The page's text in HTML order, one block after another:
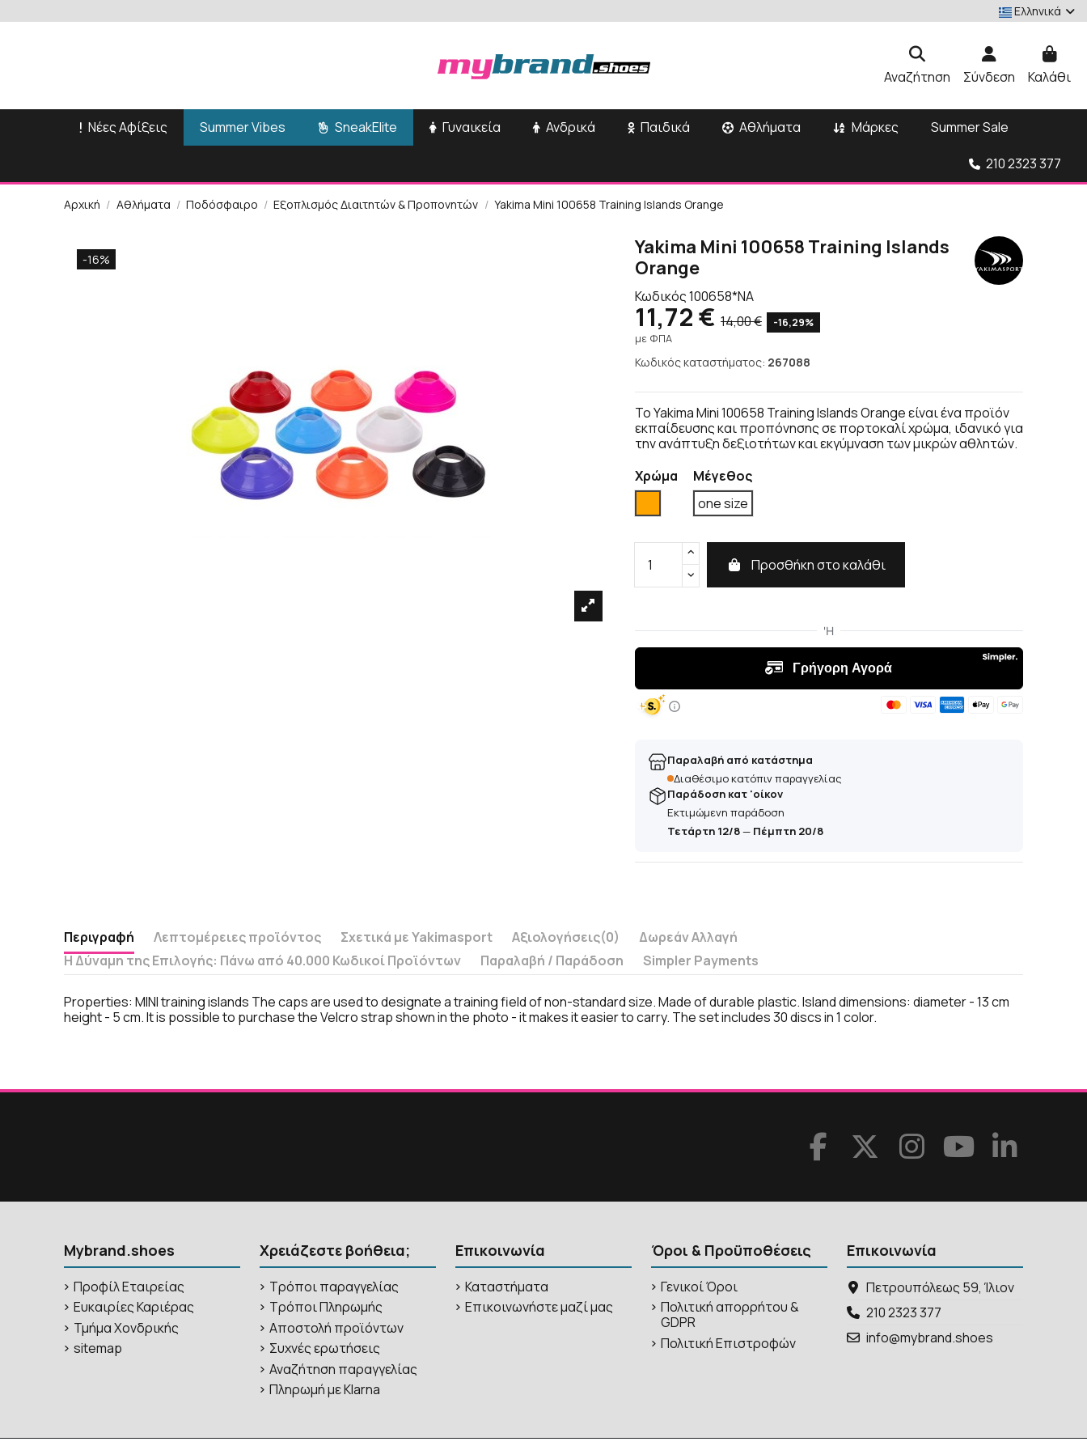
Ελληνικά
Αναζήτηση Σύνδεση Καλάθι
Νέες Αφίξεις Summer Vibes SneakElite Γυναικεία Ανδρικά Παιδικά Αθλήματα Μάρκες Summer Sale
210 2323 377
Αρχική Αθλήματα Ποδόσφαιρο Εξοπλισμός Διαιτητών & Προπονητών Yakima Mini 100658 Training Islands Orange
-16%
Yakima Mini 100658 Training Islands
Orange
Κωδικός100658*NA
11,72 € 14,00 € -16,29%
με ΦΠΑ
Κωδικός καταστήματος: 267088
Το Yakima Mini 100658 Training Islands Orange είναι ένα προϊόν
εκπαίδευσης και προπόνησης σε πορτοκαλί χρώμα, ιδανικό για
την ανάπτυξη δεξιοτήτων και εκγύμναση των μικρών αθλητών.
Χρώμα
Πορτοκαλί
Μέγεθος
one size
Προσθήκη στο καλάθι
Παραλαβή από κατάστημα
Διαθέσιμο κατόπιν παραγγελίας
Παράδοση κατ 'οίκον
Εκτιμώμενη παράδοση
Τετάρτη 12/8— Πέμπτη 20/8
Περιγραφή Λεπτομέρειες προϊόντος Σχετικά με Yakimasport Αξιολογήσεις(0)
Δωρεάν Αλλαγή
Η Δύναμη της Επιλογής: Πάνω από 40.000 Κωδικοί Προϊόντων
Παραλαβή / Παράδoση Simpler Payments
Properties: MINI training islands The caps are used to designate a training field of non-standard size. Made of durable plastic. Island dimensions: diameter - 13 cm
height - 5 cm. It is possible to purchase the Velcro strap shown in the photo - it makes it easier to carry. The set includes 30 discs in 1 color.
Mybrand.shoes
Προφίλ Εταιρείας
Ευκαιρίες Καριέρας
Τμήμα Χονδρικής
sitemap
Χρειάζεστε βοήθεια;
Τρόποι παραγγελίας
Τρόποι Πληρωμής
Αποστολή προϊόντων
Συχνές ερωτήσεις
Αναζήτηση παραγγελίας
Πληρωμή με Klarna
Επικοινωνία
Καταστήματα
Επικοινωνήστε μαζί μας
Όροι & Προϋποθέσεις
Γενικοί Όροι
Πολιτική απορρήτου &
GDPR
Πολιτική Επιστροφών
Επικοινωνία
Πετρουπόλεως 59, Ίλιον
210 2323 377
info@mybrand.shoes